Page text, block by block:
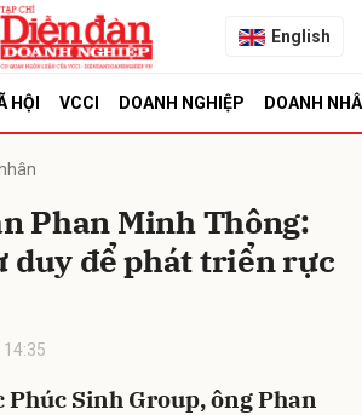
English
HỘI VCCI DOANH NGHIỆP DOANH
Phan Minh Thông:
duy để phát triển rực
Phúc Sinh Group, ông Phan
Hủy